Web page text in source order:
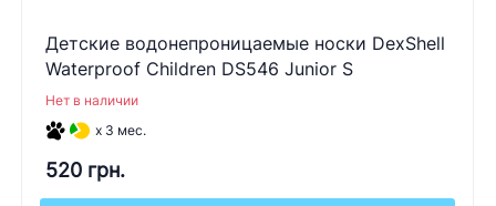
Детские водонепроницаемые носки DexShell
Waterproof Children DS546 Junior S
Нет в наличии
x 3 мес.
520 грн.